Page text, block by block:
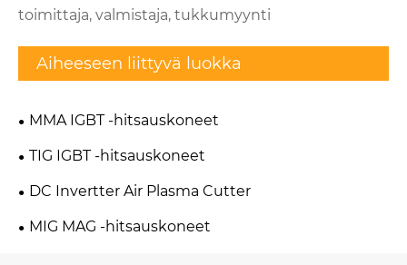
toimittaja, valmistaja, tukkumyynti
Aiheeseen liittyvä luokka
MMA IGBT -hitsauskoneet
TIG IGBT -hitsauskoneet
DC Invertter Air Plasma Cutter
MIG MAG -hitsauskoneet